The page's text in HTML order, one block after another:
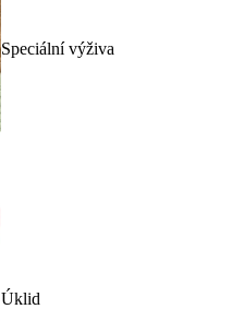
Speciální výživa
Úklid